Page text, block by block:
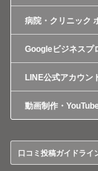
病院・クリニック
Googleビジネスプ
LINE公式アカウン
動画制作・
口コミ投稿ガイドライ